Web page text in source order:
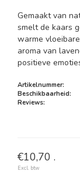
Gemaakt van
smelt de kaars
warme
aroma van
positieve
Artikelnummer:
Beschikbaarheid:
Reviews:
€10,70 .
Excl. btw